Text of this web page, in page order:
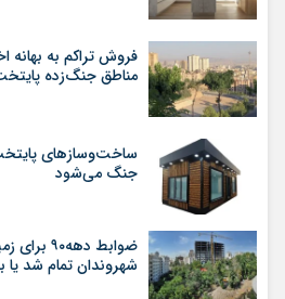
فروش تراکم به
مناطق جنگ‌زده
ساخت‌وسازهای
جنگ می‌شود
ضوابط
شهروندان تمام شد یا